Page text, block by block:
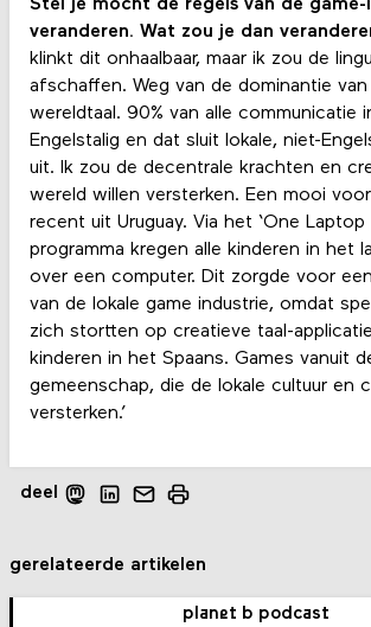
Stel je mocht de regels van de game-
veranderen. Wat zou je dan
klinkt dit onhaalbaar, maar ik zou de
afschaffen. Weg van de dominantie van
wereldtaal. 90% van alle communicatie
Engelstalig en dat sluit lokale, niet-
uit. Ik zou de decentrale krachten en
wereld willen versterken. Een mooi
recent uit Uruguay. Via het ‘One Laptop
programma kregen alle kinderen in het
over een computer. Dit zorgde voor
van de lokale game industrie, omdat
zich stortten op creatieve taal-
kinderen in het Spaans. Games vanuit
gemeenschap, die de lokale cultuur en
versterken.’
deel
gerelateerde artikelen
planet b podcast